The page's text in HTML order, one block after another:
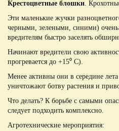
Крестоцветные блошки .
Эти маленькие жучки
черными, зелеными, синими) очень
вредителям быстро заселять
Начинают вредители свою
прогревается до +15⁰ С).
Менее активны они в середине
уничтожают ботву растения и
Что делать? К борьбе с самыми
следует подходить комплексно.
Агротехнические мероприятия: